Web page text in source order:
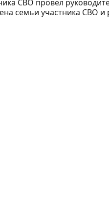
СВО провел
семьи участника СВО